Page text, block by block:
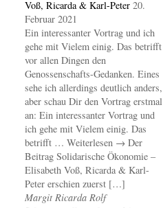
Voß, Ricarda & Karl-Peter 20.
Februar 2021
Ein interessanter Vortrag und ich
gehe mit Vielem einig. Das betrifft
vor allen Dingen den
Genossenschafts-Gedanken. Eines
sehe ich allerdings deutlich anders,
aber schau Dir den Vortrag erstmal
an: Ein interessanter Vortrag und
ich gehe mit Vielem einig. Das
betrifft … Weiterlesen → Der
Beitrag Solidarische Ökonomie –
Elisabeth Voß, Ricarda & Karl-
Peter erschien zuerst […]
Margit Ricarda Rolf